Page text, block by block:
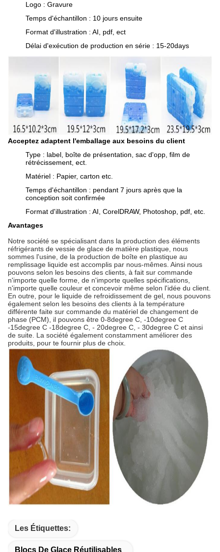
Logo : Gravure
Temps d'échantillon : 10 jours ensuite
Format d'illustration : AI, pdf, ect
Délai d'exécution de production en série : 15-20days
Acceptez adaptent l'emballage aux besoins du client
Type : label, boîte de présentation, sac d'opp, film de
rétrécissement, ect.
Matériel : Papier, carton etc.
Temps d'échantillon : pendant 7 jours après que la
conception soit confirmée
Format d'illustration : AI, CorelDRAW, Photoshop, pdf, etc.
Avantages
Notre société se spécialisant dans la production des éléments
réfrigérants de vessie de glace de matière plastique, nous
sommes l'usine, de la production de boîte en plastique au
remplissage liquide est accomplis par nous-mêmes. Ainsi nous
pouvons selon les besoins des clients, à fait sur commande
n'importe quelle forme, de n'importe quelles spécifications,
n'importe quelle couleur et concevoir même selon l'idée du client.
En outre, pour le liquide de refroidissement de gel, nous pouvons
également selon les besoins des clients à la température
différente faite sur commande du matériel de changement de
phase (PCM), il pouvons être 0-8degree C, -10degree C
-15degree C -18degree C, - 20degree C, - 30degree C et ainsi
de suite. La société également constamment améliorer des
produits, pour te fournir plus de choix.
Les Étiquettes:
Blocs De Glace Réutilisables